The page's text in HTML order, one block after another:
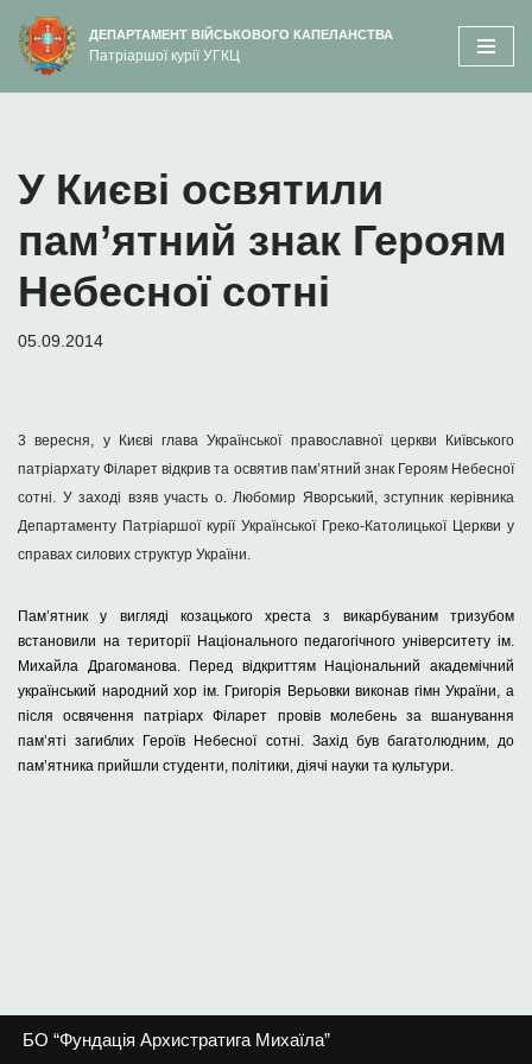
вмісту
Перейти
до
ДЕПАРТАМЕНТ ВІЙСЬКОВОГО КАПЕЛАНСТВА
Патріаршої курії УГКЦ
У Києві освятили
пам’ятний знак Героям
Небесної сотні
05.09.2014
3 вересня, у Києві глава Української православної церкви Київського
патріархату Філарет відкрив та освятив пам’ятний знак Героям Небесної
сотні. У заході взяв участь о. Любомир Яворський, зступник керівника
Департаменту Патріаршої курії Української Греко-Католицької Церкви у
справах силових структур України.
Пам’ятник у вигляді козацького хреста з викарбуваним тризубом
встановили на території Національного педагогічного університету ім.
Михайла Драгоманова. Перед відкриттям Національний академічний
український народний хор ім. Григорія Верьовки виконав гімн України, а
після освячення патріарх Філарет провів молебень за вшанування
пам’яті загиблих Героїв Небесної сотні. Захід був багатолюдним, до
пам’ятника прийшли студенти, політики, діячі науки та культури.
БО “Фундація Архистратига Михаїла”